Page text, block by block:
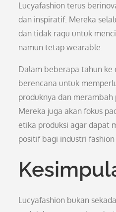
Lucyafashion terus
dan inspiratif. Mereka
dan tidak ragu untuk
namun tetap wearable.
Dalam beberapa tahun ke
berencana untuk
produknya dan merambah
Mereka juga akan fokus
etika produksi agar dapat
positif bagi industri
Lucyafashion bukan